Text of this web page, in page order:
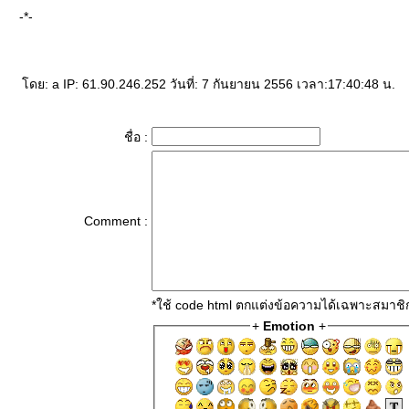
-*-
ดย: a IP: 61.90.246.252 วันที่: 7 กันยายน 2556 เวลา:17:40:48 น.
ชื่อ :
Comment :
*ใช้ code html ตกแต่งข้อความได้เฉพาะสมาชิ
+ Emotion +